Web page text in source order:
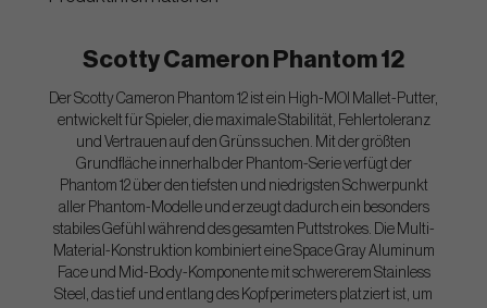
Scotty Cameron Phantom 12
Der Scotty Cameron Phantom 12 ist ein High-MOI Mallet-Putter,
entwickelt für Spieler, die maximale Stabilität, Fehlertoleranz
und Vertrauen auf den Grüns suchen. Mit der größten
Grundfläche innerhalb der Phantom-Serie verfügt der
Phantom 12 über den tiefsten und niedrigsten Schwerpunkt
aller Phantom-Modelle und erzeugt dadurch ein besonders
stabiles Gefühl während des gesamten Puttstrokes. Die Multi-
Material-Konstruktion kombiniert eine Space Gray Aluminum
Face und Mid-Body-Komponente mit schwererem Stainless
Steel, das tief und entlang des Kopfperimeters platziert ist, um